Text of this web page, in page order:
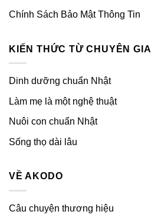
Chính Sách Bảo Mật Thông Tin
KIẾN THỨC TỪ CHUYÊN GIA
Dinh dưỡng chuẩn Nhật
Làm mẹ là một nghệ thuật
Nuôi con chuẩn Nhật
Sống thọ dài lâu
VỀ AKODO
Câu chuyện thương hiệu